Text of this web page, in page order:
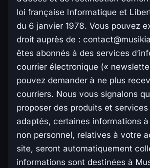
loi française Informatique et
du 6 janvier 1978. Vous pouvez
droit auprès de :
êtes abonnés à des services
courrier électronique («
pouvez demander à ne plus
courriers. Nous vous signalons
proposer des produits et
adaptés, certaines informations
non personnel, relatives à votre
site, seront automatiquement
informations sont destinées à